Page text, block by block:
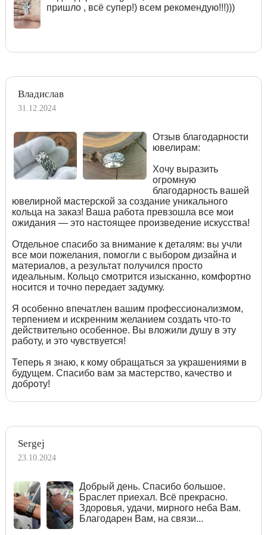
пришло , всё супер!) всем рекомендую!!!)))
Владислав
31.12.2024
Отзыв благодарности
ювелирам:
Хочу выразить
огромную
благодарность вашей
ювелирной мастерской за создание уникального
кольца на заказ! Ваша работа превзошла все мои
ожидания — это настоящее произведение искусства!
Отдельное спасибо за внимание к деталям: вы учли
все мои пожелания, помогли с выбором дизайна и
материалов, а результат получился просто
идеальным. Кольцо смотрится изысканно, комфортно
носится и точно передает задумку.
Я особенно впечатлен вашим профессионализмом,
терпением и искренним желанием создать что-то
действительно особенное. Вы вложили душу в эту
работу, и это чувствуется!
Теперь я знаю, к кому обращаться за украшениями в
будущем. Спасибо вам за мастерство, качество и
доброту!
Sergej
23.10.2024
Добрый день. Спасибо большое.
Браслет приехал. Всё прекрасно.
Здоровья, удачи, мирного неба Вам.
Благодарен Вам, на связи...